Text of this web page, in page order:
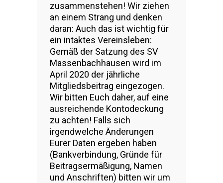
zusammenstehen! Wir ziehen
an einem Strang und denken
daran: Auch das ist wichtig für
ein intaktes Vereinsleben:
Gemäß der Satzung des SV
Massenbachhausen wird im
April 2020 der jährliche
Mitgliedsbeitrag eingezogen.
Wir bitten Euch daher, auf eine
ausreichende Kontodeckung
zu achten! Falls sich
irgendwelche Änderungen
Eurer Daten ergeben haben
(Bankverbindung, Gründe für
Beitragsermäßigung, Namen
und Anschriften) bitten wir um